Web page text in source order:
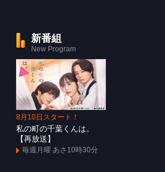
新番組
New Program
8月10日スタート！
私の町の千葉くんは。
【再放送】
毎週月曜 あさ10時30分